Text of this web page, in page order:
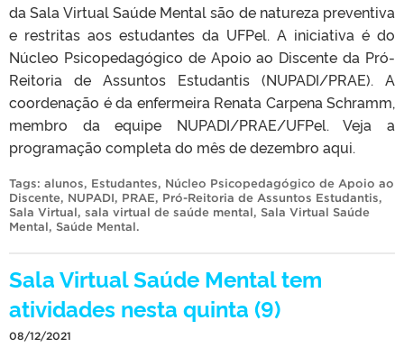
da Sala Virtual Saúde Mental são de natureza preventiva
e restritas aos estudantes da UFPel. A iniciativa é do
Núcleo Psicopedagógico de Apoio ao Discente da Pró-
Reitoria de Assuntos Estudantis (NUPADI/PRAE). A
coordenação é da enfermeira Renata Carpena Schramm,
membro da equipe NUPADI/PRAE/UFPel. Veja a
programação completa do mês de dezembro aqui.
Tags: alunos, Estudantes, Núcleo Psicopedagógico de Apoio ao
Discente, NUPADI, PRAE, Pró-Reitoria de Assuntos Estudantis,
Sala Virtual, sala virtual de saúde mental, Sala Virtual Saúde
Mental, Saúde Mental.
Sala Virtual Saúde Mental tem
atividades nesta quinta (9)
08/12/2021